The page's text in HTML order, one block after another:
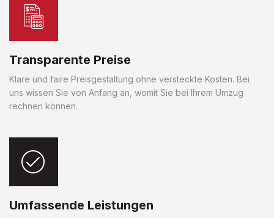
Transparente Preise
Klare und faire Preisgestaltung ohne versteckte Kosten. Bei
uns wissen Sie von Anfang an, womit Sie bei Ihrem Umzug
rechnen können.
Umfassende Leistungen